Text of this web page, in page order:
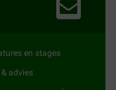
en stages
advies